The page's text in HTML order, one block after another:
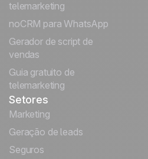
telemarketing
noCRM para WhatsApp
Gerador de script de
vendas
Guia gratuito de
telemarketing
Setores
Marketing
Geração de leads
Seguros